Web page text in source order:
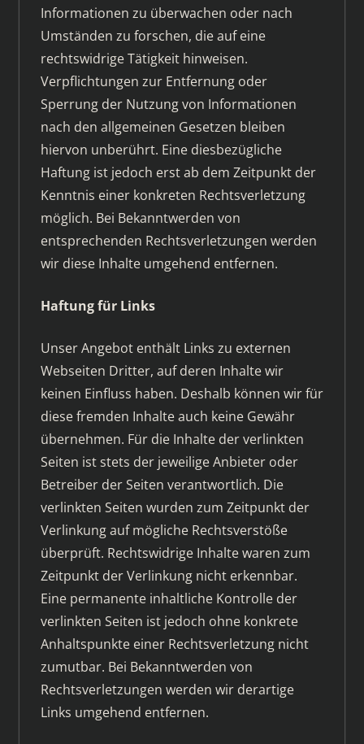
Informationen zu überwachen oder nach
Umständen zu forschen, die auf eine
rechtswidrige Tätigkeit hinweisen.
Verpflichtungen zur Entfernung oder
Sperrung der Nutzung von Informationen
nach den allgemeinen Gesetzen bleiben
hiervon unberührt. Eine diesbezügliche
Haftung ist jedoch erst ab dem Zeitpunkt der
Kenntnis einer konkreten Rechtsverletzung
möglich. Bei Bekanntwerden von
entsprechenden Rechtsverletzungen werden
wir diese Inhalte umgehend entfernen.
Haftung für Links
Unser Angebot enthält Links zu externen
Webseiten Dritter, auf deren Inhalte wir
keinen Einfluss haben. Deshalb können wir für
diese fremden Inhalte auch keine Gewähr
übernehmen. Für die Inhalte der verlinkten
Seiten ist stets der jeweilige Anbieter oder
Betreiber der Seiten verantwortlich. Die
verlinkten Seiten wurden zum Zeitpunkt der
Verlinkung auf mögliche Rechtsverstöße
überprüft. Rechtswidrige Inhalte waren zum
Zeitpunkt der Verlinkung nicht erkennbar.
Eine permanente inhaltliche Kontrolle der
verlinkten Seiten ist jedoch ohne konkrete
Anhaltspunkte einer Rechtsverletzung nicht
zumutbar. Bei Bekanntwerden von
Rechtsverletzungen werden wir derartige
Links umgehend entfernen.